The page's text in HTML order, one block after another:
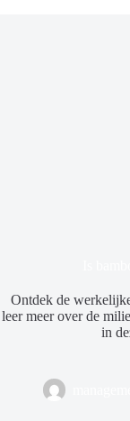
Ontdek de
leer meer over de
in